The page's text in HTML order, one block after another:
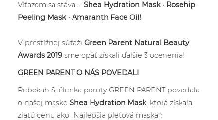
Víťazom sa stáva ...Shea Hydration Mask• Rosehip
Peeling Mask•Amaranth Face Oil!
V prestížnej súťažiGreen Parent Natural Beauty
Awards 2019 sme opäť získali ďalšie 3 ocenenia!
GREEN PARENT O NÁS POVEDALI
Rebekah S, členka poroty GREEN PARENT povedala
o našej maskeShea Hydration Mask, ktorá získala
zlatú cenu ako „Najlepšia pleťová maska“: